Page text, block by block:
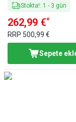
Stokta!: 1 - 3 gün
262,99 €*
RRP 500,99 €
Sepete